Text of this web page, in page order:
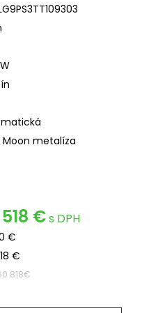
Moon metalíza
€s DPH
€
€
818€